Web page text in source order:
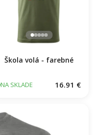
Škola volá - farebné
NA SKLADE 16.91 €